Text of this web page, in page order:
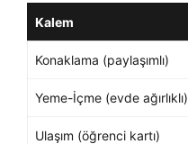
Kalem
Konaklama (paylaşımlı)
Yeme-İçme (evde ağırlıklı)
Ulaşım (öğrenci kartı)